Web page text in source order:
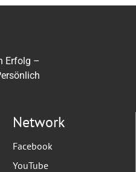
Erfolg –
Network
Facebook
YouTube